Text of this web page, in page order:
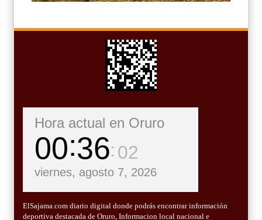
Hora actual en Oruro
00 36 03
viernes, agosto 7, 2026
ElSajama.com diario digital donde podrás encontrar información
deportiva destacada de Oruro, Informacion local nacional e